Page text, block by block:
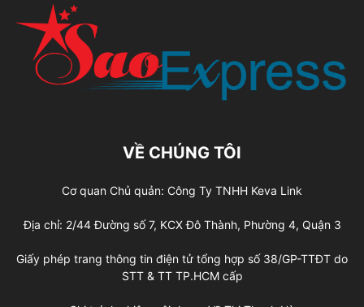
VỀ CHÚNG TÔI
Cơ quan Chủ quản: Công Ty TNHH Keva Link
Địa chỉ: 2/44 Đường số 7, KCX Đô Thành, Phường 4, Quận 3
Giấy phép trang thông tin điện tử tổng hợp số 38/GP-TTĐT do
STT & TT TP.HCM cấp